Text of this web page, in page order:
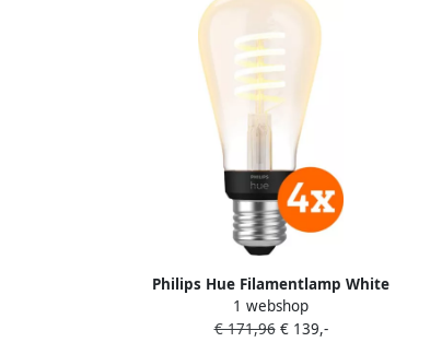
Philips Hue Filamentlamp White
Ambiance Edison E27 4-pack
1 webshop
€ 171,96€ 139,-